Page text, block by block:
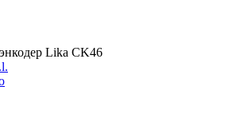
Lika CK46